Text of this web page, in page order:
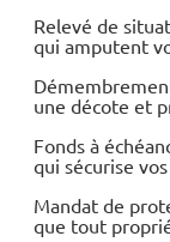
Relevé de
qui amputent
une décote et
Fonds à
qui sécurise
Mandat de
que tout